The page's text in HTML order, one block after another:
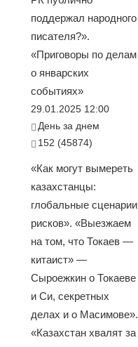
поддержал народного
писателя?».
«Приговоры по делам
о январских
событиях»
29.01.2025 12:00
День за днем
152 (45874)
«Как могут вымереть
казахстанцы:
глобальные сценарии
рисков». «Выезжаем
на том, что Токаев —
китаист» —
Сыроежкин о Токаеве
и Си, секретных
делах и о Масимове».
«Казахстан хвалят за